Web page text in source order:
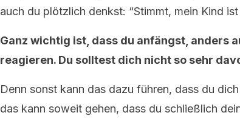
auch du plötzlich denkst: “Stimmt, mein Kind
Ganz wichtig ist, dass du anfängst, anders
reagieren. Du solltest dich nicht so sehr
Denn sonst kann das dazu führen, dass du
das kann soweit gehen, dass du schließlich